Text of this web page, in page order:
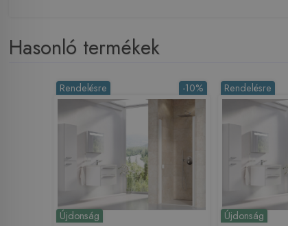
Hasonló termékek
Újdonság
-10%
Rendelésre
Újdonság
Rendelésre